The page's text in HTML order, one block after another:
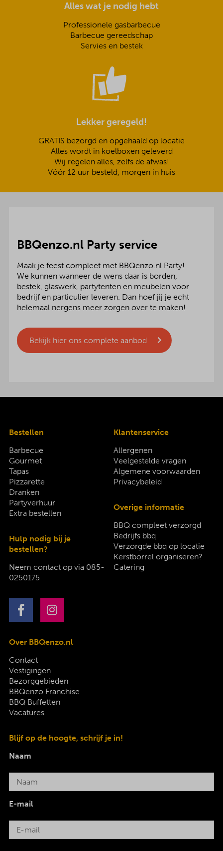
Alles wat je nodig hebt
Professionele gasbarbecue
Barbecue gereedschap
Servies en bestek
Lekker geregeld!
GRATIS bezorgd en opgehaald op locatie
Alles wordt in koelboxen geleverd
Wij regelen alles, zelfs de afwas!
Vóór 12 uur besteld, morgen in huis
BBQenzo.nl Party service
Maak je feest compleet met BBQenzo.nl Party!
We kunnen wanneer de wens daar is borden,
bestek, glaswerk, partytenten en meubelen voor
bedrijf en particulier leveren. Dan hoef jij je echt
helemaal nergens meer zorgen over te maken!
Bekijk hier ons complete aanbod
Bestellen
Barbecue
Gourmet
Tapas
Pizzarette
Dranken
Partyverhuur
Extra bestellen
Hulp nodig bij je
bestellen?
Neem contact op via 085-
0250175
Klantenservice
Allergenen
Veelgestelde vragen
Algemene voorwaarden
Privacybeleid
Overige informatie
BBQ compleet verzorgd
Bedrijfs bbq
Verzorgde bbq op locatie
Kerstborrel organiseren?
Catering
Over BBQenzo.nl
Contact
Vestigingen
Bezorggebieden
BBQenzo Franchise
BBQ Buffetten
Vacatures
Blijf op de hoogte, schrijf je in!
Naam
E-mail